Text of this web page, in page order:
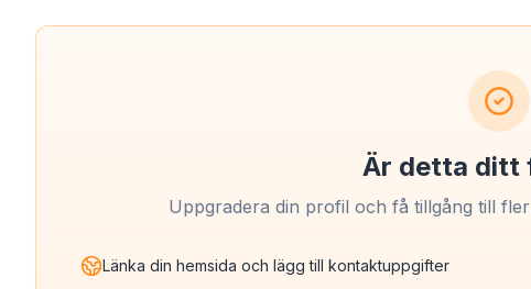
Är detta ditt
Uppgradera din profil och få tillgång till
Länka din hemsida och lägg till kontaktuppgifter